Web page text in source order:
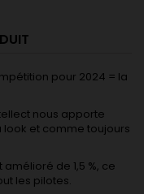
pour 2024 = la
nous apporte
look et comme toujours
de 1,5 %, ce
les pilotes.